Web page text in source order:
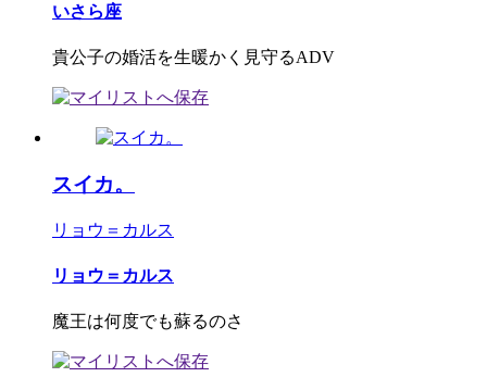
いさら座
貴公子の婚活を生暖かく見守るADV
スイカ。
リョウ＝カルス
リョウ＝カルス
魔王は何度でも蘇るのさ